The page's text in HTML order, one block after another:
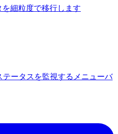
を細粒度で移行します
テータスを監視するメニューバ